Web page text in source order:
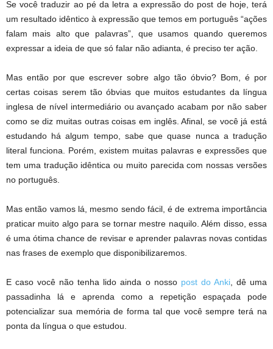
Se você traduzir ao pé da letra a expressão do post de hoje, terá
um resultado idêntico à expressão que temos em português “ações
falam mais alto que palavras”, que usamos quando queremos
expressar a ideia de que só falar não adianta, é preciso ter ação.
Mas então por que escrever sobre algo tão óbvio? Bom, é por
certas coisas serem tão óbvias que muitos estudantes da língua
inglesa de nível intermediário ou avançado acabam por não saber
como se diz muitas outras coisas em inglês. Afinal, se você já está
estudando há algum tempo, sabe que quase nunca a tradução
literal funciona. Porém, existem muitas palavras e expressões que
tem uma tradução idêntica ou muito parecida com nossas versões
no português.
Mas então vamos lá, mesmo sendo fácil, é de extrema importância
praticar muito algo para se tornar mestre naquilo. Além disso, essa
é uma ótima chance de revisar e aprender palavras novas contidas
nas frases de exemplo que disponibilizaremos.
E caso você não tenha lido ainda o nosso post do Anki, dê uma
passadinha lá e aprenda como a repetição espaçada pode
potencializar sua memória de forma tal que você sempre terá na
ponta da língua o que estudou.